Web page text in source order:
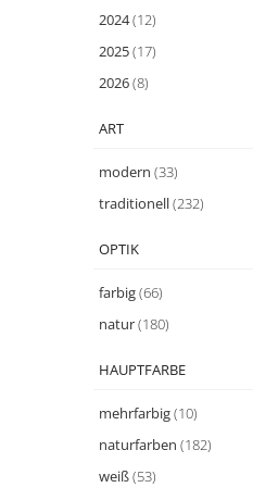
2024(12)
2025(17)
2026(8)
ART
modern (33)
traditionell(232)
OPTIK
farbig(66)
natur(180)
HAUPTFARBE
mehrfarbig(10)
naturfarben (182)
weiß(53)